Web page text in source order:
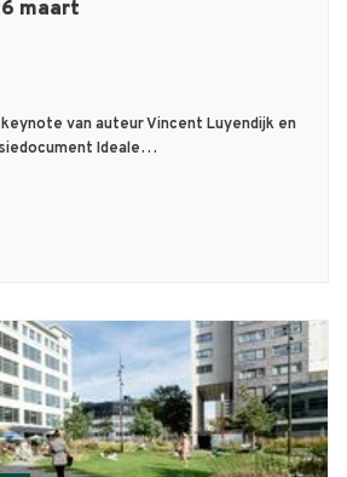
maart
van auteur Vincent Luyendijk en
Ideale…